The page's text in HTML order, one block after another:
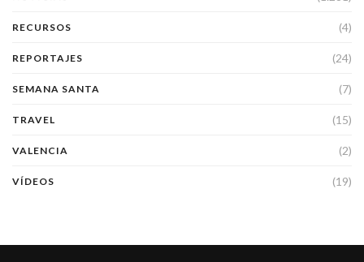
RECURSOS (4)
REPORTAJES (24)
SEMANA SANTA (7)
TRAVEL (15)
VALENCIA (2)
VÍDEOS (19)